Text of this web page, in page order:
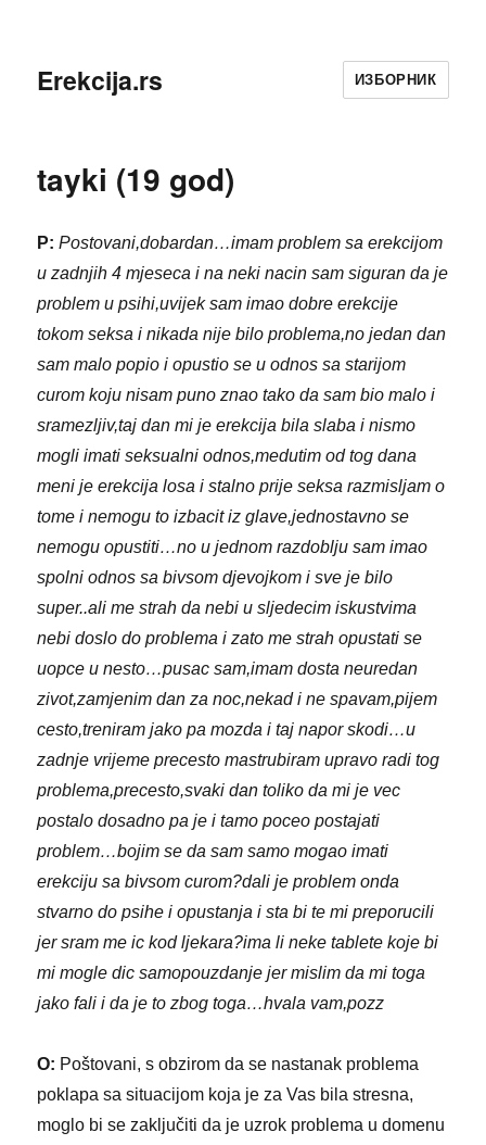
Erekcija.rs ИЗБОРНИК
tayki (19 god)
P: Postovani,dobardan…imam problem sa erekcijom
u zadnjih 4 mjeseca i na neki nacin sam siguran da je
problem u psihi,uvijek sam imao dobre erekcije
tokom seksa i nikada nije bilo problema,no jedan dan
sam malo popio i opustio se u odnos sa starijom
curom koju nisam puno znao tako da sam bio malo i
sramezljiv,taj dan mi je erekcija bila slaba i nismo
mogli imati seksualni odnos,medutim od tog dana
meni je erekcija losa i stalno prije seksa razmisljam o
tome i nemogu to izbacit iz glave,jednostavno se
nemogu opustiti…no u jednom razdoblju sam imao
spolni odnos sa bivsom djevojkom i sve je bilo
super..ali me strah da nebi u sljedecim iskustvima
nebi doslo do problema i zato me strah opustati se
uopce u nesto…pusac sam,imam dosta neuredan
zivot,zamjenim dan za noc,nekad i ne spavam,pijem
cesto,treniram jako pa mozda i taj napor skodi…u
zadnje vrijeme precesto mastrubiram upravo radi tog
problema,precesto,svaki dan toliko da mi je vec
postalo dosadno pa je i tamo poceo postajati
problem…bojim se da sam samo mogao imati
erekciju sa bivsom curom?dali je problem onda
stvarno do psihe i opustanja i sta bi te mi preporucili
jer sram me ic kod ljekara?ima li neke tablete koje bi
mi mogle dic samopouzdanje jer mislim da mi toga
jako fali i da je to zbog toga…hvala vam,pozz
O: Poštovani, s obzirom da se nastanak problema
poklapa sa situacijom koja je za Vas bila stresna,
moglo bi se zaključiti da je uzrok problema u domenu